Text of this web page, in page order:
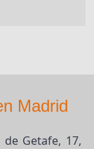
Madrid
de Getafe, 17,